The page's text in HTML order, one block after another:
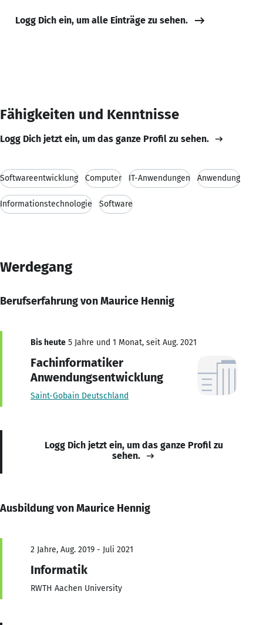
Logg Dich ein, um alle Einträge zu sehen.
Fähigkeiten und Kenntnisse
Logg Dich jetzt ein, um das ganze Profil zu sehen.
Softwareentwicklung Computer IT-Anwendungen Anwendung
Informationstechnologie Software
Werdegang
Berufserfahrung von Maurice Hennig
Bis heute 5 Jahre und 1 Monat, seit Aug. 2021
Fachinformatiker
Anwendungsentwicklung
Saint-Gobain Deutschland
Logg Dich jetzt ein, um das ganze Profil zu
sehen.
Ausbildung von Maurice Hennig
2 Jahre, Aug. 2019 - Juli 2021
Informatik
RWTH Aachen University